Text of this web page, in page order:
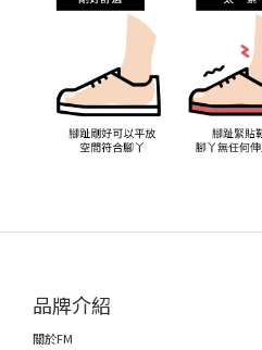
品牌介紹
關於FM